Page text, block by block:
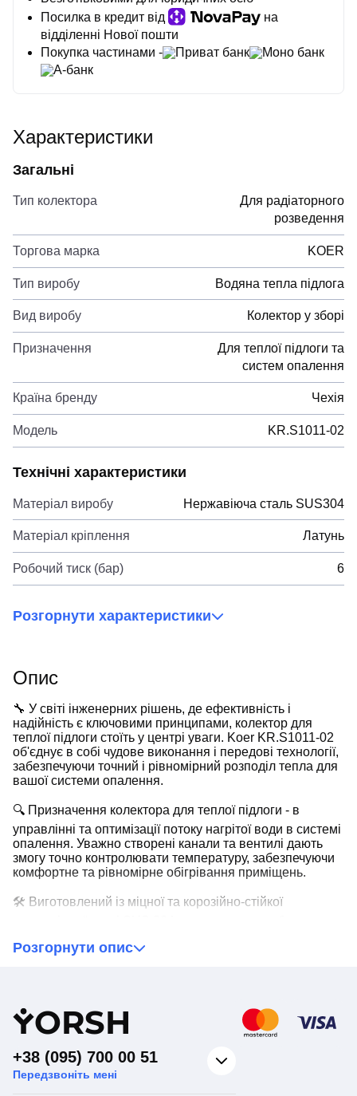
Посилка в кредит від
на
відділенні Нової пошти
Покупка частинами -
Приват банк
Моно банк
А-банк
Характеристики
Загальні
Тип колектора
Для радіаторного
розведення
Торгова марка KOER
Тип виробу Водяна тепла підлога
Вид виробу Колектор у зборі
Призначення
Для теплої підлоги та
систем опалення
Країна бренду Чехія
Модель KR.S1011-02
Технічні характеристики
Матеріал виробу Нержавіюча сталь SUS304
Матеріал кріплення Латунь
Робочий тиск (бар) 6
Розгорнути характеристики
Опис
🔧 У світі інженерних рішень, де ефективність і
надійність є ключовими принципами, колектор для
теплої підлоги стоїть у центрі уваги. Koer KR.S1011-02
об'єднує в собі чудове виконання і передові технології,
забезпечуючи точний і рівномірний розподіл тепла для
вашої системи опалення.
🔍 Призначення колектора для теплої підлоги - в
управлінні та оптимізації потоку нагрітої води в системі
опалення. Уважно створені канали та вентилі дають
змогу точно контролювати температуру, забезпечуючи
комфортне та рівномірне обігрівання приміщень.
🛠️ Виготовлений із міцної та корозійно-стійкої
служби. Цей вибір матеріалу підкреслює наше
🌀 Унікальна особливість нашого колектора - 2 контура.
Це означає, що ви можете контролювати дві незалежні
зони опалення за допомогою одного пристрою.
Ефективний розподіл тепла між цими зонами дає вам
повний контроль над комфортабельністю в різних
частинах вашого приміщення.
Розгорнути опис
YORSH
+38 (095) 700 00 51
Передзвоніть мені